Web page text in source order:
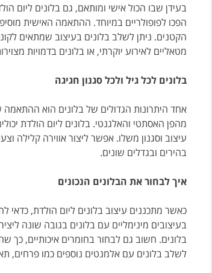
בעידן שבו הכול אישי ומותאם, גם בלונים ליום
הפכו לפופולריים במיוחד. ההתאמה האישית
הקטנים. ניתן לשלב בלונים בעיצוב שמתאים
מטאליים לאירוע יוקרתי, או בלונים בדמויות
בלונים לכל גיל ולכל סגנון חגיגה
אחד היתרונות הגדולים של בלונים הוא
עיצוב וסגנון משלו. אפשר ליצור אווירה קלילה
בהירים ובגדלים שונים.
איך לבחור את הבלונים הנכונים
כאשר מתכננים עיצוב בלונים ליום הולדת,
בעיצובים מינימליים עם בלונים בגובה שונה
בלונים. חשוב גם לבחור בחומרים איכותיים, כך
לשלב בלונים עם אלמנטים נוספים כמו פרחים,